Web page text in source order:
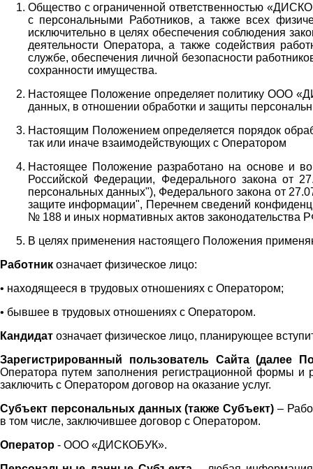
Общество с ограниченной ответственностью
с персональными Работников, а также всех
исключительно в целях обеспечения соблюдения
деятельности Оператора,а также содействия
службе, обеспечения личной безопасности
сохранности имущества.
Настоящее Положение определяет политику ООО
данных, в отношении обработки и защиты
Настоящим Положением определяется порядок
так или иначе взаимодействующих с Оператором
Настоящее Положение разработано на основе и во
Российской Федерации, Федерального закона
персональных данных"), Федерального закона от
защите информации", Перечнем сведений
№ 188 и иных нормативных актов законодательства
В целях применения настоящего Положения
Работник означает физическое лицо:
• находящееся в трудовых отношениях с Оператором;
• бывшее в трудовых отношениях с Оператором.
Кандидат означает физическое лицо, планирующее
Зарегистрированный пользователь Сайта (далее
Оператора путем заполнения регистрационной формы и
заключить с Оператором договор на оказание услуг.
Субъект персональных данных (также Субъект) –
в том числе, заключившее договор с Оператором.
Оператор - ООО «ДИСКОБУК».